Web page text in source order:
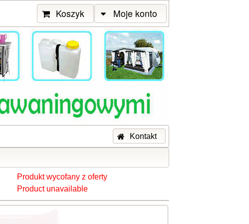
Koszyk Moje konto
Kontakt
Produkt wycofany z oferty
Product unavailable